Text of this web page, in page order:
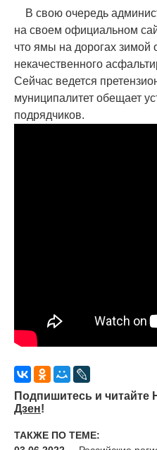
В свою очередь
на своем официальном
что ямы на дорогах зимой
некачественного
Сейчас ведется
муниципалитет обещает
подрядчиков.
Подпишитесь и читайте
Дзен!
ТАКЖЕ ПО ТЕМЕ: